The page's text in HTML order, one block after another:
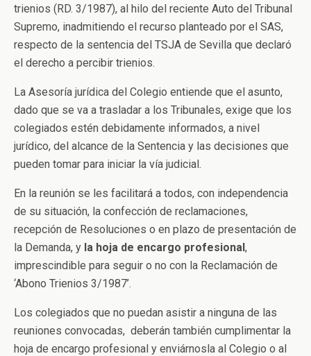
trienios (RD. 3/1987), al hilo del reciente Auto del Tribunal
Supremo, inadmitiendo el recurso planteado por el SAS,
respecto de la sentencia del TSJA de Sevilla que declaró
el derecho a percibir trienios.
La Asesoría jurídica del Colegio entiende que el asunto,
dado que se va a trasladar a los Tribunales, exige que los
colegiados estén debidamente informados, a nivel
jurídico, del alcance de la Sentencia y las decisiones que
pueden tomar para iniciar la vía judicial.
En la reunión se les facilitará a todos, con independencia
de su situación, la confección de reclamaciones,
recepción de Resoluciones o en plazo de presentación de
la Demanda, y la hoja de encargo profesional,
imprescindible para seguir o no con la Reclamación de
‘Abono Trienios 3/1987’.
Los colegiados que no puedan asistir a ninguna de las
reuniones convocadas, deberán también cumplimentar la
hoja de encargo profesional y enviárnosla al Colegio o al